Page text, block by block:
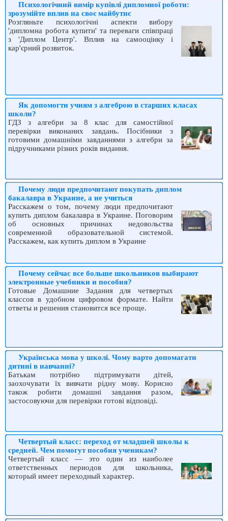
Психологічний вимір купівлі дипломної роботи:
зрозумійте вплив на своє майбутнє
Розгляньте психологічні аспекти вибору
'дипломна робота купити' та переваги співпраці
з 'Диплом Центр'. Вплив на самооцінку і
кар'єрний розвиток.
Як допомогти учням з алгеброю в старших класах
школи?
ГДЗ з алгебри за 8 клас для самостійної
перевірки виконаних завдань. Посібники з
готовими домашніми завданнями з алгебри за
підручниками різних років видання.
Почему люди предпочитают покупать диплом
бакалавра в Украине, а не учиться
Расскажем о том, почему люди предпочитают
купить диплом бакалавра в Украине. Поговорим
об основных причинах недовольства
современной образовательной системой.
Расскажем, как купить диплом в Украине
Почему сейчас все больше школьников выбирают
электронные учебники и пособия?
Готовые Домашние Задания для четвертых
классов в удобном цифровом формате. Найти
ответы и решения становится все проще.
Українська мова у школі. Чому варто допомагати
дитині в навчанні?
Батькам потрібно підтримувати дітей,
заохочувати їх вивчати рідну мову. Корисно
також робити домашні завдання разом,
застосовуючи для перевірки готові відповіді.
Четвертый класс: переход от младшей школы к
средней. Чем помогут пособия ученикам?
Четвертый класс — это один из наиболее
ответственных периодов для школьника,
который имеет переходный характер.